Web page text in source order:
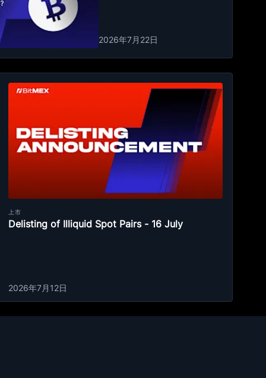
2026年7月22日
上市
Delisting of Illiquid Spot Pairs - 16 July
2026年7月12日